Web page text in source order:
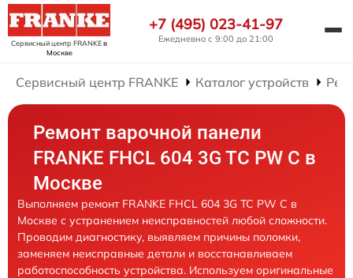
Сервисный центр FRANKEв
Москве
+7 (495) 023-41-97
Ежедневно с 9:00 до 21:00
Сервисный центр FRANKE Каталог устройств
Ремонт варочной панели
FRANKE FHCL 604 3G TC PW C в
Москве
Выполняем ремонт FRANKE FHCL 604 3G TC PW C в
Москве с устранением неисправностей любой сложности.
Проводим диагностику, выявляем причины поломки,
заменяем неисправные детали и восстанавливаем
работоспособность устройства. Используем оригинальные